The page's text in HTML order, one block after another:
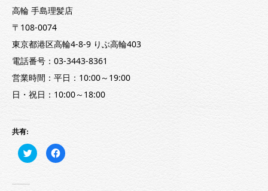
高輪 手島理髪店
〒108-0074
東京都港区高輪4-8-9 りぶ高輪403
電話番号：03-3443-8361
営業時間：平日：10:00～19:00
日・祝日：10:00～18:00
共有:
ク
リ
Facebook
で